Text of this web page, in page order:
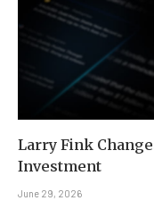
Larry Fink
Investment
June 29, 2026